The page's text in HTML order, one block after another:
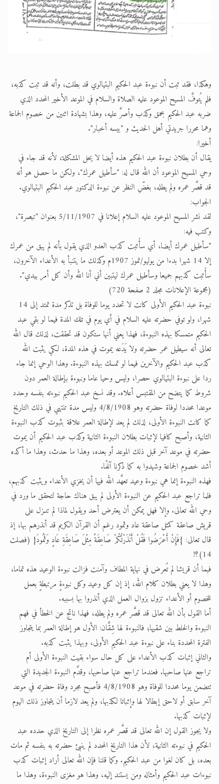
وهكذا، فقد ثبت أن نبوءة عبد الحكيم البتيالوي قد بطلت، وأنه قد ثبت كذبه،
فلم يُتوفَّ المسيح الموعود عليه الصلاة والسلام في الموعد الأخير المحدد الذي
ضربه عبد الحكيم بحمق وكذب وأصرَّ عليه، وهذا بشهادة اثنين من خصوم الجماعة
وهما محررا جريدتي أهل الحديث و "بيسه أخبار".
أخيرا:
يقال أن بطلان نبوءة عبد الحكيم هذه أيضا لا يحل المشكلة، لأنه قد جاء في
وحي المسيح الموعود أن الله قال له: "سأطيل عمرك"، ولكن ما حصل هو أنه
قد قصَّر عمره ولم يطله، بغضِّ النظر عن نبوءة الدكتور عبد الحكيم البتيالوي.
الجواب:
لقد نشر المسيح الموعود عليه السلام إعلانا في 5/11/1907 بعنوان "تبصرة"،
وكتب فيه:
"سأطيل عمرك أيضا، أي سأُثبت كذب العدو الذي يقول بأنه لم يبق من عمرك
إلا 14 شهرا بدءا من يوليو/تموز 1907م وكذلك ما يتنبأ به الأعداء الآخرون،
سأُثبت كذبهم جميعا وسأطيل عمرك ليتبين أني أنا الله وأن كل أمر بيدي".
(مجموعة الإعلانات مجلد 2 صفحة 720)
نبوءة عبد الحكيم الأولى كانت لا تحدد يوما للوفاة بل تذكر مدة تمتد إلى 14
شهرا، ولو توفي حضرته عليه السلام في أي يوم في تلك المدة فيما لو بقي عبد
الحكيم متمسكا بهذه النبوءة، فهذا يعني أنها ستكون قد تحققت، لذلك قال الله
تعالى أنه سيطيل عمر حضرته ولا يَدَعه يموت في هذه المدة، لكي يثبت الله
كذب عبد الحكيم والآخرين فيما لو تمسك بهذه النبوءة. وهذا الوحي إنما جاء
ردا على نبوءة البتيالوي حصرا، وليس وحيا عاما ونبوءة بإطالة العمر دون
شروط كما يتضح من المقتبس أعلاه. وقد نسخ عبد الحكيم نبوءته بنفسه وحدد
موعدا محددا لوفاة حضرته وهو 4/8/1908 وليس مدة تنتهي في ذلك التاريخ
كما كانت النبوءة الأولى، لذلك لم يعد لإطالة العمر علاقة بثبوت كذب النبوءة
الثانية، وأصبح كافيا لإثبات بطلان النبوءة الثانية وكذب عبد الحكيم أن يموت
حضرته في موعد آخر قبل ذلك الموعد أو بعده، وهذا ما حدث، وهذا ما أكده
أشد خصوم الجماعة وشهدوا به كما ذكرنا آنفًا.
فهذه النبوءة إنما هي نبوءة وعيد تعهَّد الله فيها أن يخزي الأعداء ويثبت كذبهم،
فلما تراجع عبد الحكيم عن النبوءة الأولى لم يبق هناك حاجة لتحقق ما ورد في
وحي الله تعالى. وإلا فهل يمكن أن يعترض أحد ويقول لماذا لم تنـزل على
قريش صاعقة كمثل صاعقة عاد وثمود رغم أن القرآن الكريم قد أنذرهم بها، إذ
قال تعالى: {فَإِنْ أَعْرَضُوا فَقُلْ أَنْذَرْتُكُمْ صَاعِقَةً مِثْلَ صَاعِقَةِ عَادٍ وَثَمُودَ} (فصلت
14)؟!
فبما أن قريشا لم تُعرض في نهاية المطاف وآمنت فزالت نبوءة الوعيد هذه تماما،
وهذا لا يعني بطلان كلام الله، إذ إن كل وعيد وكل نبوءةٍ مرتبطةٍ بعمل
للخصوم أو الأعداء تزول بزوال العمل الذي أنذروا بها بسببه.
أما القول بأن الله تعالى قد قصَّر عمره ولم يطله، فهذا ناتج عن الخطأ في فهم
النبوءة والخلط بين شقيها؛ فالنبوءة لها شِقَّان: الأول هو إطالة العمر بما يتجاوز
الفترة المحددة بناء على نبوءة عبد الحكيم الأولى، وبهذا يثبت كذبه.
والثاني إثبات كذب الأعداء على كل حال سواء بقيت النبوءة الأولى أم
تراجع عنها صاحبها. فعندما تراجع عنها صاحبها، وقدَّم النبوءة الجديدة التي
تتضمن يوما محددا للوفاة وهو 4/8/1908 فأصبح مجرد وفاة حضرته في موعد
آخر سابق أو لاحق إبطالا لها وإثباتا لكذبها، ولم يعد لازما أن يتجاوز ذلك اليوم
لإثبات كذبها.
ولا يجوز القول إن الله تعالى قد قصَّر عمره نظرا إلى التاريخ الذي حدده عبد
الحكيم في نبوءته الثانية، لأن هذا التاريخ المحدد لم ينبئ حضرته به بنفسه ثم مات
بعده، بل كان لغوا من عبد الحكيم. وكما قلنا فإن الله تعالى أراد إثبات كذب
نبوءات عبد الحكيم وأمثاله ومن يستند إليه، وهذا هو مغزى النبوءة، وهذا ما